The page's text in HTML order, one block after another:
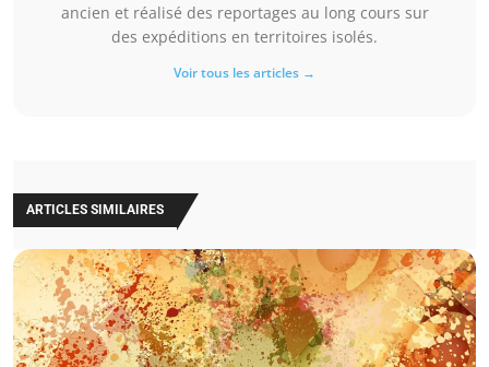
ancien et réalisé des reportages au long cours sur
des expéditions en territoires isolés.
Voir tous les articles →
ARTICLES SIMILAIRES